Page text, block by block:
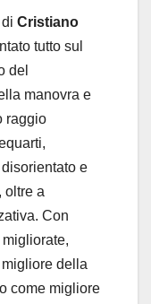
Cristiano
tutto sul
del
manovra e
raggio
e
oltre a
Con
della
come migliore